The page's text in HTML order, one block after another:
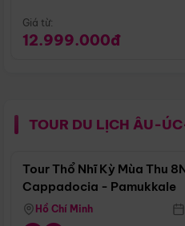
Giá từ:
12.999.000đ
TOUR DU LỊCH ÂU-
Tour Thổ Nhĩ Kỳ Mùa Thu
Cappadocia - Pamukkale
Hồ Chí Minh